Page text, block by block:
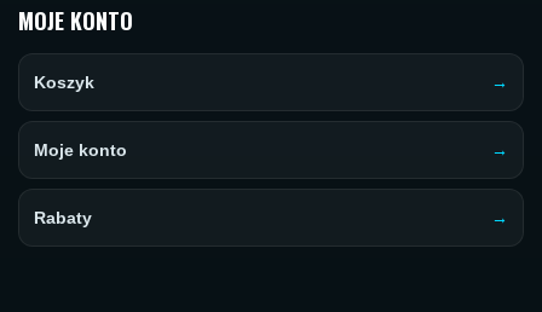
MOJE KONTO
Koszyk
Moje konto
Rabaty